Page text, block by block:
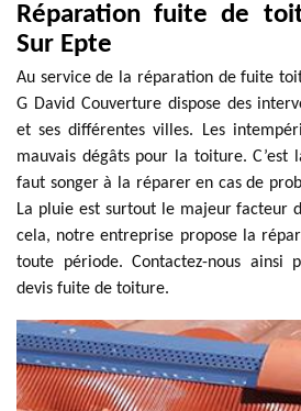
Réparation fuite de
Sur Epte
Au service de la réparation de fuite
G David Couverture dispose des
et ses différentes villes. Les
mauvais dégâts pour la toiture. C’est
faut songer à la réparer en cas de
La pluie est surtout le majeur facteur
cela, notre entreprise propose la
toute période. Contactez-nous ainsi
devis fuite de toiture.